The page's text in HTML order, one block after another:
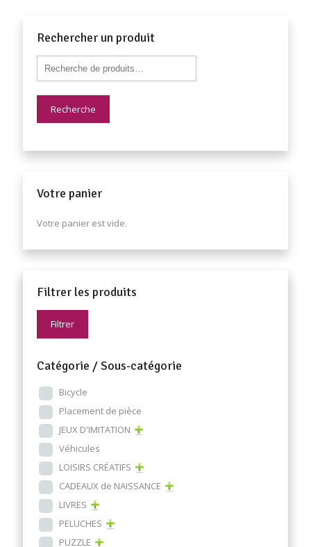
Rechercher un produit
Recherche
Votre panier
Votre panier est vide.
Filtrer les produits
Filtrer
Catégorie / Sous-catégorie
Bicycle
Placement de pièce
JEUX D'IMITATION
Véhicules
LOISIRS CRÉATIFS
CADEAUX de NAISSANCE
LIVRES
PELUCHES
PUZZLE